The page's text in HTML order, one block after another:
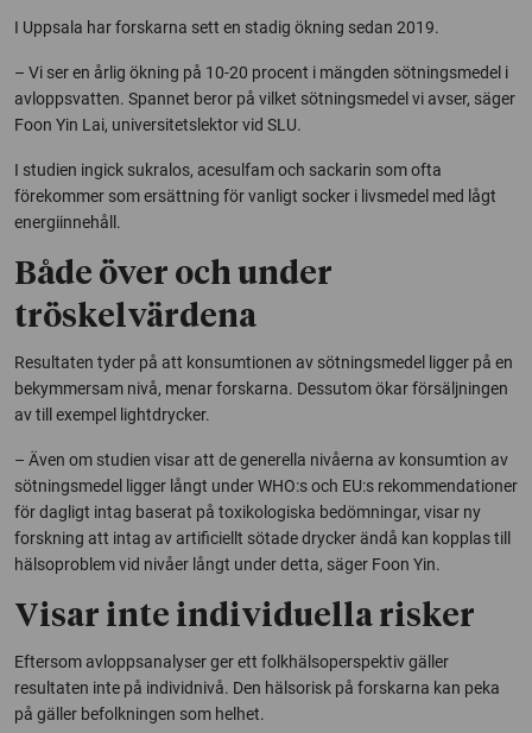
I Uppsala har forskarna sett en stadig ökning sedan 2019.
– Vi ser en årlig ökning på 10-20 procent i mängden sötningsmedel i
avloppsvatten. Spannet beror på vilket sötningsmedel vi avser, säger
Foon Yin Lai, universitetslektor vid SLU.
I studien ingick sukralos, acesulfam och sackarin som ofta
förekommer som ersättning för vanligt socker i livsmedel med lågt
energiinnehåll.
Både över och under
tröskelvärdena
Resultaten tyder på att konsumtionen av sötningsmedel ligger på en
bekymmersam nivå, menar forskarna. Dessutom ökar försäljningen
av till exempel lightdrycker.
– Även om studien visar att de generella nivåerna av konsumtion av
sötningsmedel ligger långt under WHO:s och EU:s rekommendationer
för dagligt intag baserat på toxikologiska bedömningar, visar ny
forskning att intag av artificiellt sötade drycker ändå kan kopplas till
hälsoproblem vid nivåer långt under detta, säger Foon Yin.
Visar inte individuella risker
Eftersom avloppsanalyser ger ett folkhälsoperspektiv gäller
resultaten inte på individnivå. Den hälsorisk på forskarna kan peka
på gäller befolkningen som helhet.